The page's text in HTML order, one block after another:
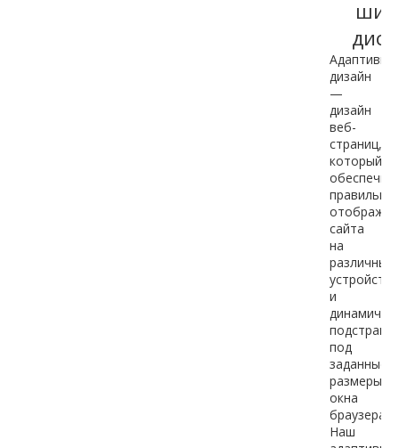
дизайн
—
дизайн
веб-
страниц,
который
сайта
на
различных
и
под
заданные
размеры
окна
браузера.
Наш